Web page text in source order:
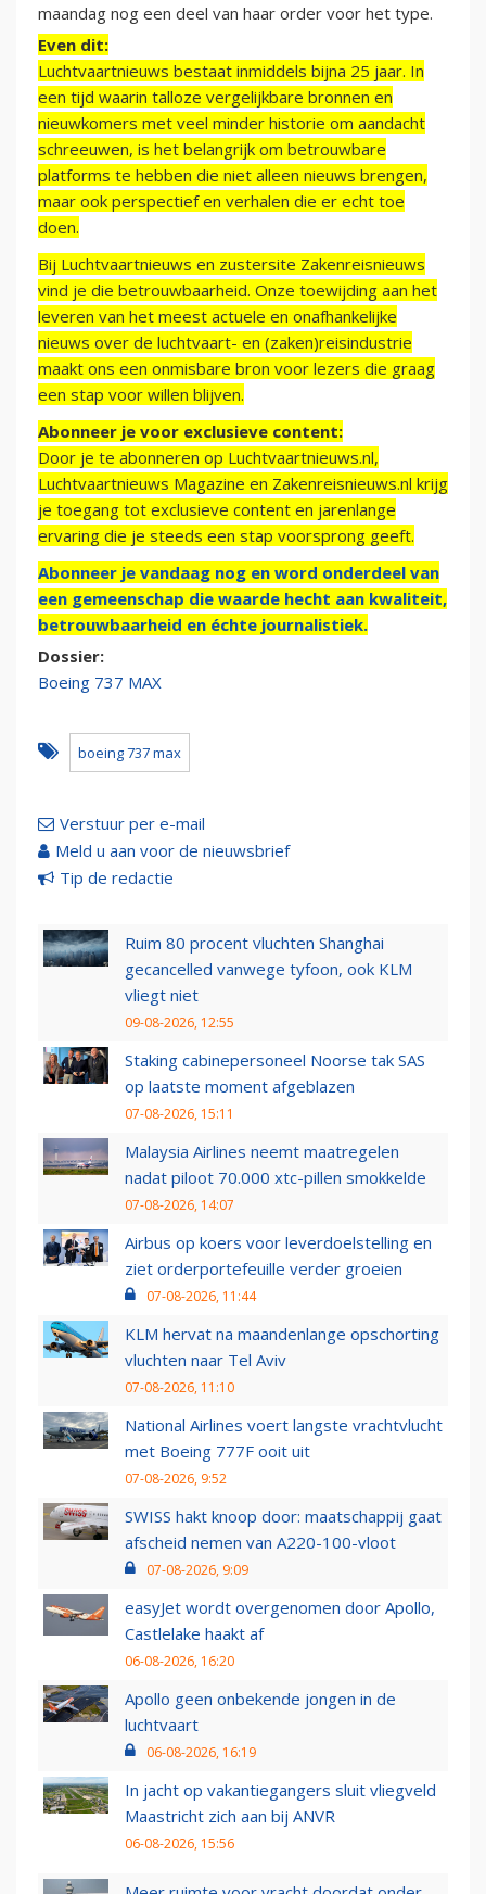
maandag nog een deel van haar order voor het type.
Even dit:
Luchtvaartnieuws bestaat inmiddels bijna 25 jaar. In
een tijd waarin talloze vergelijkbare bronnen en
nieuwkomers met veel minder historie om aandacht
schreeuwen, is het belangrijk om betrouwbare
platforms te hebben die niet alleen nieuws brengen,
maar ook perspectief en verhalen die er echt toe
doen.
Bij Luchtvaartnieuws en zustersite Zakenreisnieuws
vind je die betrouwbaarheid. Onze toewijding aan het
leveren van het meest actuele en onafhankelijke
nieuws over de luchtvaart- en (zaken)reisindustrie
maakt ons een onmisbare bron voor lezers die graag
een stap voor willen blijven.
Abonneer je voor exclusieve content:
Door je te abonneren op Luchtvaartnieuws.nl,
Luchtvaartnieuws Magazine en Zakenreisnieuws.nl krijg
je toegang tot exclusieve content en jarenlange
ervaring die je steeds een stap voorsprong geeft.
Abonneer je vandaag nog en word onderdeel van
een gemeenschap die waarde hecht aan kwaliteit,
betrouwbaarheid en échte journalistiek.
Dossier:
Boeing 737 MAX
boeing 737 max
Verstuur per e-mail
Meld u aan voor de nieuwsbrief
Tip de redactie
Ruim 80 procent vluchten Shanghai
gecancelled vanwege tyfoon, ook KLM
vliegt niet
09-08-2026, 12:55
Staking cabinepersoneel Noorse tak SAS
op laatste moment afgeblazen
07-08-2026, 15:11
Malaysia Airlines neemt maatregelen
nadat piloot 70.000 xtc-pillen smokkelde
07-08-2026, 14:07
Airbus op koers voor leverdoelstelling en
ziet orderportefeuille verder groeien
07-08-2026, 11:44
KLM hervat na maandenlange opschorting
vluchten naar Tel Aviv
07-08-2026, 11:10
National Airlines voert langste vrachtvlucht
met Boeing 777F ooit uit
07-08-2026, 9:52
SWISS hakt knoop door: maatschappij gaat
afscheid nemen van A220-100-vloot
07-08-2026, 9:09
easyJet wordt overgenomen door Apollo,
Castlelake haakt af
06-08-2026, 16:20
Apollo geen onbekende jongen in de
luchtvaart
06-08-2026, 16:19
In jacht op vakantiegangers sluit vliegveld
Maastricht zich aan bij ANVR
06-08-2026, 15:56